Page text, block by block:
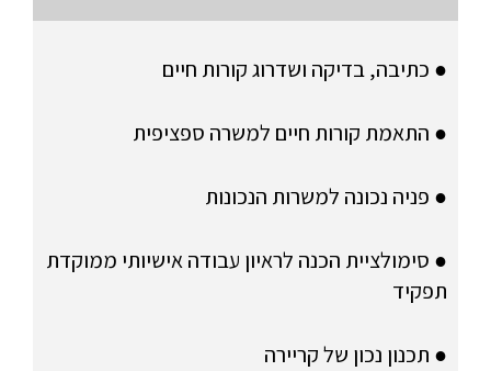
● כתיבה, בדיקה ושדרוג קורות חיים
● התאמת קורות חיים למשרה ספציפית
● פניה נכונה למשרות הנכונות
● סימולציית הכנה לראיון עבודה אישיותי ממוקדת
תפקיד
● תכנון נכון של קריירה